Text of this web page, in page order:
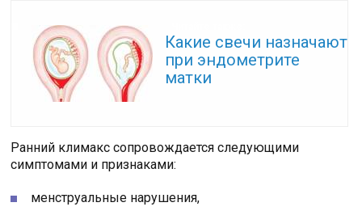
Какие свечи назначают
при эндометрите
матки
Ранний климакс сопровождается следующими
симптомами и признаками:
менструальные нарушения,